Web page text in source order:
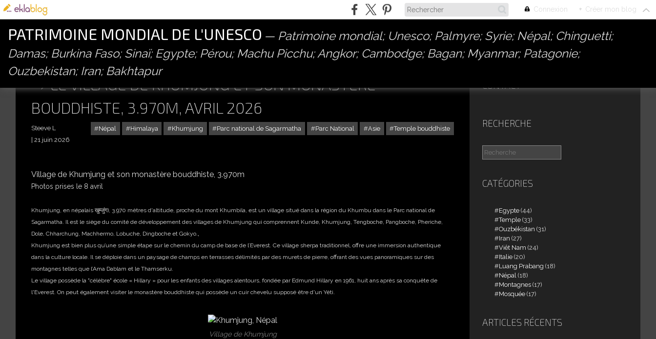
Connexion + Créer mon blog
PATRIMOINE MONDIAL DE L'UNESCO
Patrimoine mondial; Unesco; Palmyre; Syrie; Népal; Chinguetti;
Damas; Burkina Faso; Sinaï; Egypte; Pérou; Machu Picchu; Angkor; Cambodge; Bagan; Myanmar; Patagonie;
Ouzbekistan; Iran; Bakhtapur
LE VILLAGE DE KHUMJUNG ET SON MONASTÈRE
BOUDDHISTE, 3.970M, AVRIL 2026
Népal Himalaya Khumjung Parc national de Sagarmatha Parc National Asie Temple bouddhiste
Steeve L
21 juin 2026
Village de Khumjung et son monastère bouddhiste, 3.970m
Photos prises le 8 avril
Khumjung, en népalais खुम्जुंग), 3.970 mètres d'altitude, proche du mont Khumbila, est un village situé dans la région du Khumbu dans le Parc national de
Sagarmatha. Il est le siège du comité de développement des villages de Khumjung qui comprennent Kunde, Khumjung, Tengboche, Pangboche, Pheriche,
Dole, Chharchung, Machhermo, Lobuche, Dingboche et Gokyo.,
Khumjung est bien plus qu’une simple étape sur le chemin du camp de base de l’Everest. Ce village sherpa traditionnel, offre une immersion authentique
dans la culture locale. Il se déploie dans un paysage de champs en terrasses délimités par des murets de pierre, offrant des vues panoramiques sur des
montagnes telles que l’Ama Dablam et le Thamserku.
Le village possède la "célèbre" école « Hillary » pour les enfants des villages alentours, fondée par Edmund Hillary en 1961, huit ans après sa conquête de
l'Everest. On peut également visiter le monastère bouddhiste qui possède un cuir chevelu supposé être d'un Yéti.
Village de Khumjung
CONTACT
RECHERCHE
CATÉGORIES
Egypte (44)
Temple (33)
Ouzbékistan (31)
Iran (27)
Viêt Nam (24)
Italie (20)
Luang Prabang (18)
Népal (18)
Montagnes (17)
Mosquée (17)
ARTICLES RÉCENTS